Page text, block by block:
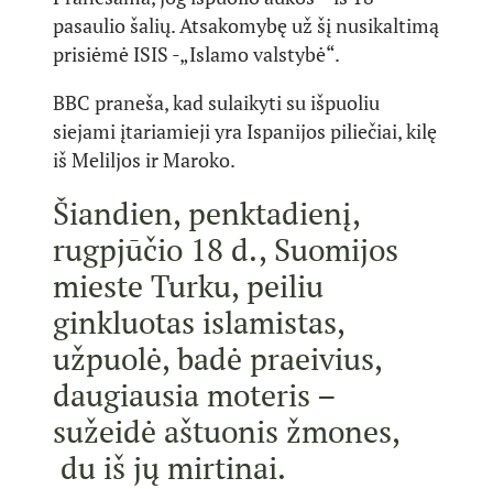
pasaulio šalių. Atsakomybę už šį nusikaltimą
prisiėmė ISIS -„Islamo valstybė“.
BBC praneša, kad sulaikyti su išpuoliu
siejami įtariamieji yra Ispanijos piliečiai, kilę
iš Meliljos ir Maroko.
Šiandien, penktadienį,
rugpjūčio 18 d., Suomijos
mieste Turku, peiliu
ginkluotas islamistas,
užpuolė, badė praeivius,
daugiausia moteris –
sužeidė aštuonis žmones,
du iš jų mirtinai.